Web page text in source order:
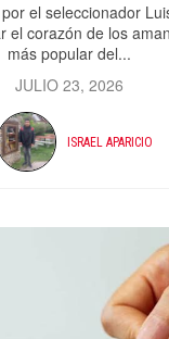
el seleccionador
el corazón de los
más popular del...
JULIO 23, 2026
ISRAEL APARICIO